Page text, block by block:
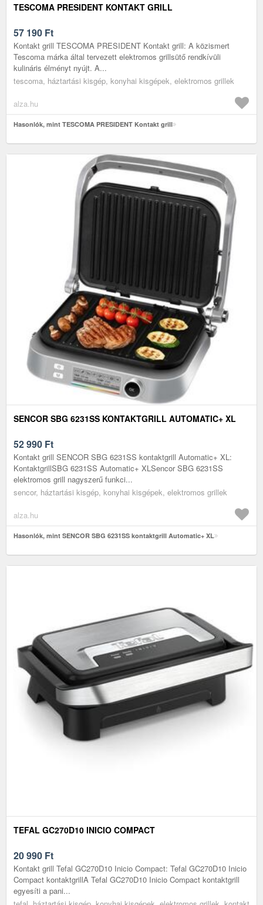
TESCOMA PRESIDENT KONTAKT GRILL
57 190 Ft
Kontakt grill TESCOMA PRESIDENT Kontakt grill: A közismert
Tescoma márka által tervezett elektromos grillsütő rendkívüli
kulináris élményt nyújt. A...
tescoma, háztartási kisgép, konyhai kisgépek, elektromos grillek
alza.hu
Hasonlók, mint TESCOMA PRESIDENT Kontakt grill
SENCOR SBG 6231SS KONTAKTGRILL AUTOMATIC+ XL
52 990 Ft
Kontakt grill SENCOR SBG 6231SS kontaktgrill Automatic+ XL:
KontaktgrillSBG 6231SS Automatic+ XLSencor SBG 6231SS
elektromos grill nagyszerű funkci...
sencor, háztartási kisgép, konyhai kisgépek, elektromos grillek
alza.hu
Hasonlók, mint SENCOR SBG 6231SS kontaktgrill Automatic+ XL
TEFAL GC270D10 INICIO COMPACT
20 990 Ft
Kontakt grill Tefal GC270D10 Inicio Compact: Tefal GC270D10 Inicio
Compact kontaktgrillA Tefal GC270D10 Inicio Compact kontaktgrill
egyesíti a pani...